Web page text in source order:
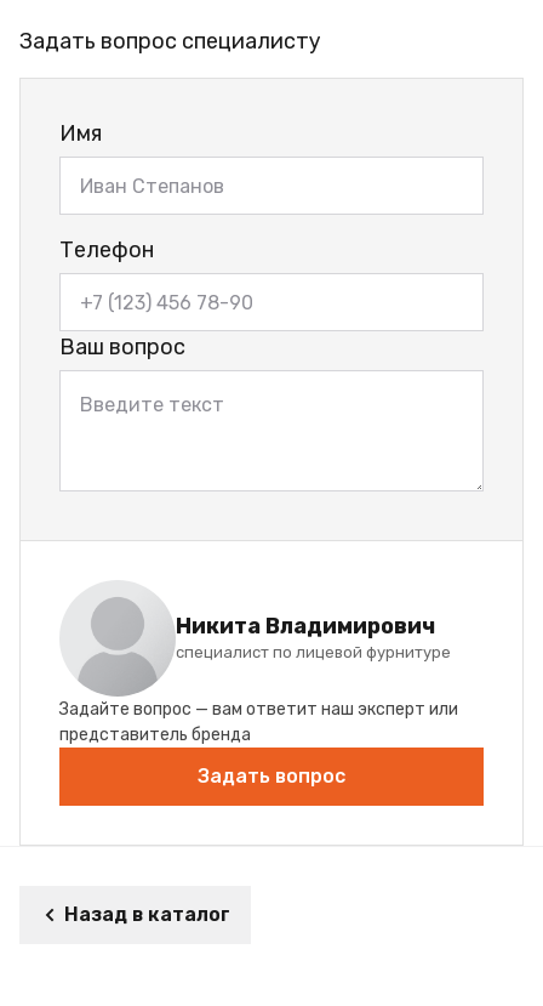
Задать вопрос специалисту
Имя
Телефон
Ваш вопрос
Никита Владимирович
специалист по лицевой фурнитуре
Задайте вопрос — вам ответит наш эксперт или
представитель бренда
Задать вопрос
Назад в каталог